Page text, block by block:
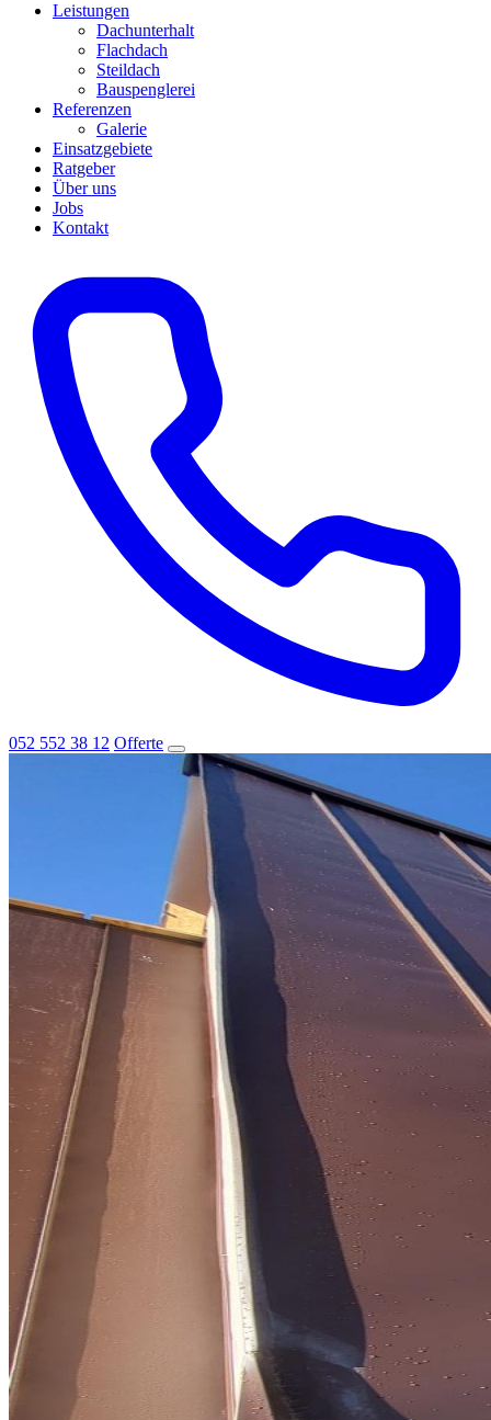
Leistungen
Dachunterhalt
Flachdach
Steildach
Bauspenglerei
Referenzen
Galerie
Einsatzgebiete
Ratgeber
Über uns
Jobs
Kontakt
052 552 38 12 Offerte